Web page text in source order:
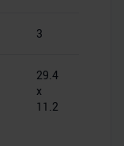
3
29.4
x
11.2